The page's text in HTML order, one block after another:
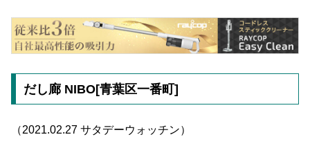
だし廊 NIBO[青葉区一番町]
（2021.02.27 サタデーウォッチン）